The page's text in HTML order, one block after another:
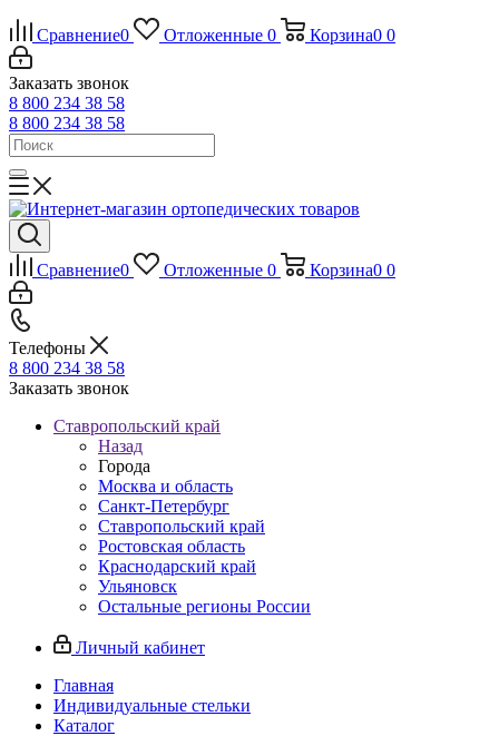
Сравнение0 Отложенные 0 Корзина0 0
Заказать звонок
8 800 234 38 58
8 800 234 38 58
Сравнение0 Отложенные 0 Корзина0 0
Телефоны
8 800 234 38 58
Заказать звонок
Ставропольский край
Назад
Города
Москва и область
Санкт-Петербург
Ставропольский край
Ростовская область
Краснодарский край
Ульяновск
Остальные регионы России
Личный кабинет
Главная
Индивидуальные стельки
Каталог